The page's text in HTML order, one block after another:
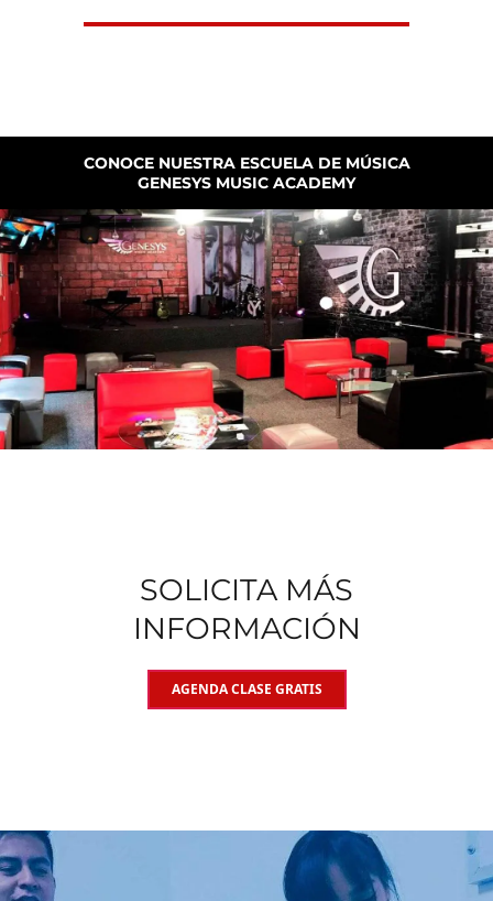
CONOCE NUESTRA ESCUELA DE MÚSICA
GENESYS MUSIC ACADEMY
SOLICITA MÁS
INFORMACIÓN
AGENDA CLASE GRATIS